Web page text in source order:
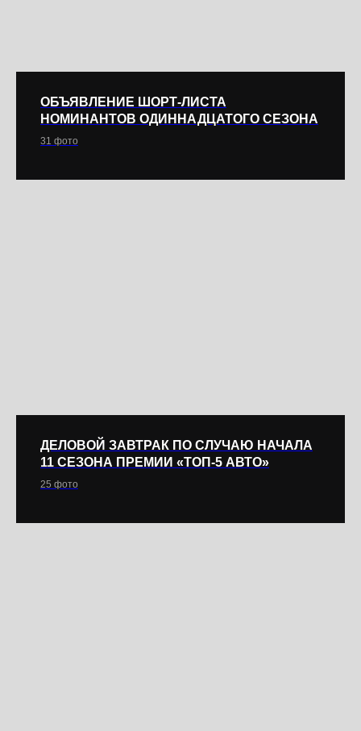
ОБЪЯВЛЕНИЕ ШОРТ-ЛИСТА
НОМИНАНТОВ ОДИННАДЦАТОГО СЕЗОНА
31 фото
ДЕЛОВОЙ ЗАВТРАК ПО СЛУЧАЮ НАЧАЛА
11 СЕЗОНА ПРЕМИИ «ТОП-5 АВТО»
25 фото